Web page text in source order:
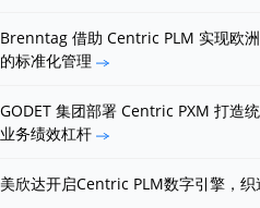
Brenntag 借助 Centric PLM 实现欧
的标准化管理
GODET 集团部署 Centric PXM 打造
业务绩效杠杆
美欣达开启Centric PLM数字引擎，织